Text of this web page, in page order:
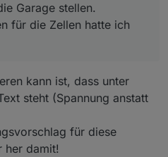
Adapter e3dc-rscp v0.0.x
in die Garage stellen.
für die Zellen hatte ich gar
Garage stellen.
für die Zellen hatte ich
kann ist, dass unter
steht (Spannung anstatt
für diese
her damit!